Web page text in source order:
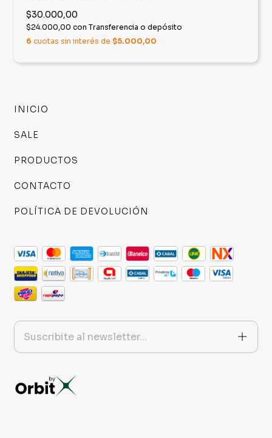
$30.000,00
$24.000,00 con Transferencia o depósito
6 cuotas sin interés de $5.000,00
INICIO
SALE
PRODUCTOS
CONTACTO
POLÍTICA DE DEVOLUCIÓN